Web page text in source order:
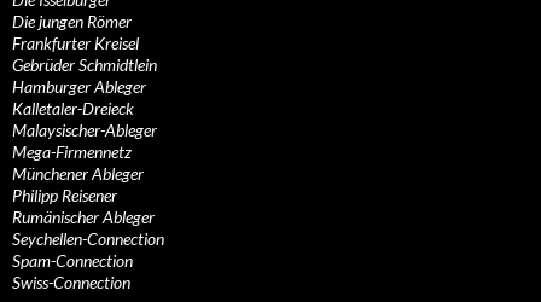
Die jungen Römer
Frankfurter Kreisel
Gebrüder Schmidtlein
Hamburger Ableger
Kalletaler-Dreieck
Malaysischer-Ableger
Mega-Firmennetz
Münchener Ableger
Philipp Reisener
Rumänischer Ableger
Seychellen-Connection
Spam-Connection
Swiss-Connection